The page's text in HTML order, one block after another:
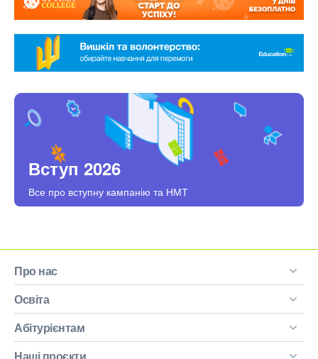
Вступ 2026
Все про вступну кампанію та НМТ
Про нас
Освіта
Абітурієнтам